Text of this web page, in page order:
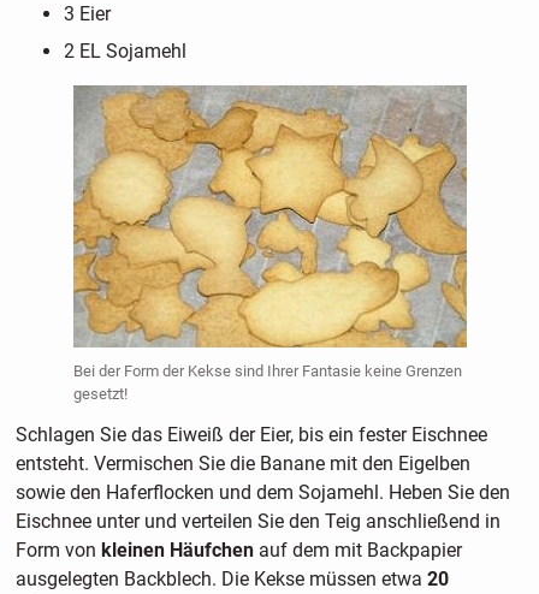
3 Eier
2 EL Sojamehl
Bei der Form der Kekse sind Ihrer Fantasie keine Grenzen
gesetzt!
Schlagen Sie das Eiweiß der Eier, bis ein fester Eischnee
entsteht. Vermischen Sie die Banane mit den Eigelben
sowie den Haferflocken und dem Sojamehl. Heben Sie den
Eischnee unter und verteilen Sie den Teig anschließend in
Form von kleinen Häufchenauf dem mit Backpapier
ausgelegten Backblech. Die Kekse müssen etwa 20